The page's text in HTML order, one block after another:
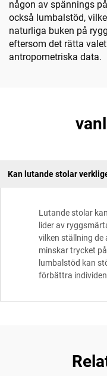
någon av spännings
också lumbalstöd,
naturliga buken på
eftersom det rätta
antropometriska data.
Kan lutande stolar
Lutande stolar
lider av
vilken ställning de
minskar trycket
lumbalstöd kan
förbättra